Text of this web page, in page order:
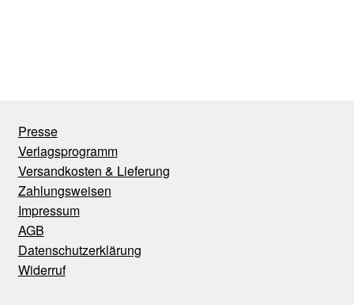
Presse
Verlagsprogramm
Versandkosten & Lieferung
Zahlungsweisen
Impressum
AGB
Datenschutzerklärung
Widerruf